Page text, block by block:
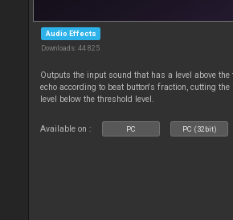
Audio Effects
Downloads: 44 825
Outputs the input sound that has a level above
echo according to beat button's fraction, cutting
level below the threshold level.
Available on : PC PC (32bit)